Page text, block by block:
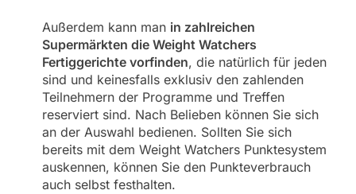
Außerdem kann man in zahlreichen
Supermärkten die Weight Watchers
Fertiggerichte vorfinden, die natürlich für jeden
sind und keinesfalls exklusiv den zahlenden
Teilnehmern der Programme und Treffen
reserviert sind. Nach Belieben können Sie sich
an der Auswahl bedienen. Sollten Sie sich
bereits mit dem Weight Watchers Punktesystem
auskennen, können Sie den Punkteverbrauch
auch selbst festhalten.